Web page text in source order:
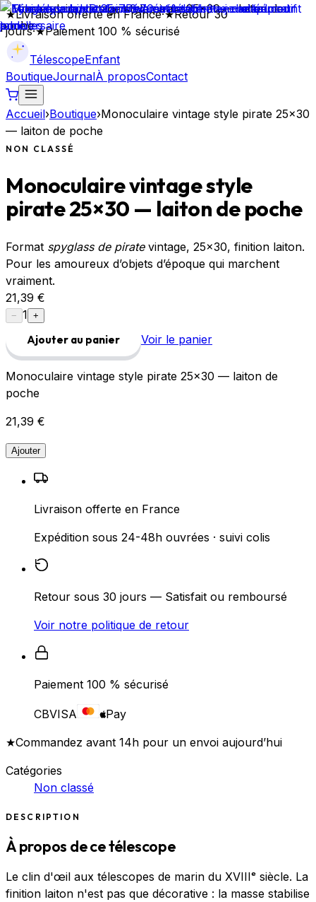
★Livraison offerte en France·★Retour 30
jours·★Paiement 100 % sécurisé
TélescopeEnfant
BoutiqueJournalÀ proposContact
Accueil›Boutique›Monoculaire vintage style pirate 25×30
— laiton de poche
NON CLASSÉ
Monoculaire vintage style
pirate 25×30 — laiton de poche
Format spyglass de piratevintage, 25×30, finition laiton.
Pour les amoureux d’objets d’époque qui marchent
vraiment.
21,39 €
− 1 +
Ajouter au panier Voir le panier
Monoculaire vintage style pirate 25×30 — laiton de
poche
21,39 €
Ajouter
Livraison offerte en France
Expédition sous 24-48h ouvrées · suivi colis
Retour sous 30 jours — Satisfait ou remboursé
Voir notre politique de retour
Paiement 100 % sécurisé
CBVISA
Pay
★Commandez avant 14h pour un envoi aujourd’hui
Catégories
Non classé
DESCRIPTION
À propos de ce télescope
Le clin d'œil aux télescopes de marin du XVIIIᵉ siècle. La
finition laiton n'est pas que décorative : la masse stabilise